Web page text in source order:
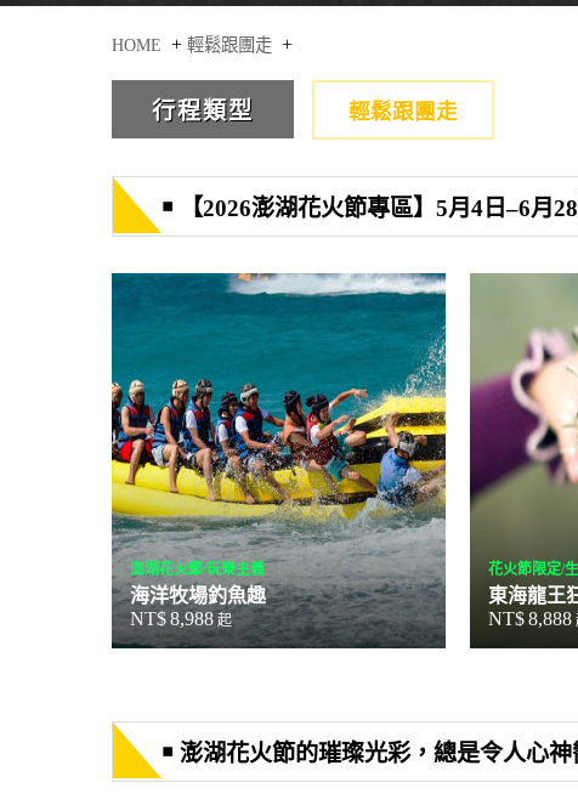
HOME + 輕鬆跟團走 +
輕鬆跟團走
￭ 【2026澎湖花火節專區】5月4日–6月
澎湖花火節/玩樂主義
海洋牧場釣魚趣
NT$8,988 起
花火節限定/
東海龍王
NT$8,888
￭ 澎湖花火節的璀璨光彩，總是令人心